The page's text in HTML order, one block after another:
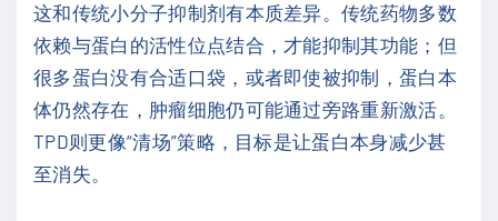
这和传统小分子抑制剂有本质差异。传统药物多数
依赖与蛋白的活性位点结合，才能抑制其功能；但
很多蛋白没有合适口袋，或者即使被抑制，蛋白本
体仍然存在，肿瘤细胞仍可能通过旁路重新激活。
TPD则更像“清场”策略，目标是让蛋白本身减少甚
至消失。